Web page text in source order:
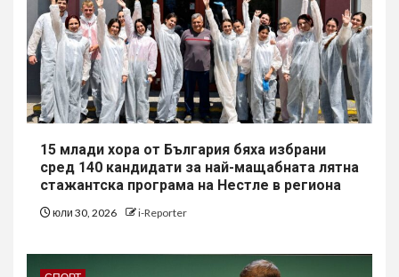
15 млади хора от България бяха избрани
сред 140 кандидати за най-мащабната лятна
стажантска програма на Нестле в региона
юли 30, 2026 i-Reporter